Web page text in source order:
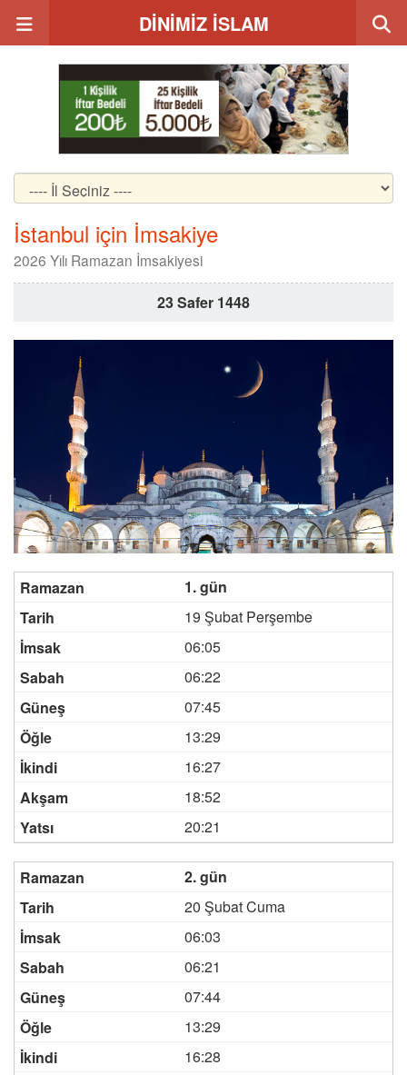
DİNİMİZ İSLAM
İstanbul için İmsakiye
2026 Yılı Ramazan İmsakiyesi
23 Safer 1448
1. gün
19 Şubat Perşembe
06:05
06:22
07:45
13:29
16:27
18:52
20:21
2. gün
20 Şubat Cuma
06:03
06:21
07:44
13:29
16:28